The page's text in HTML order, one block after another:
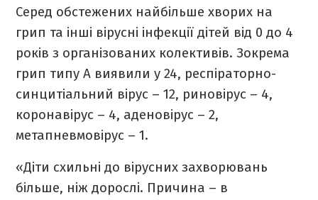
Серед обстежених найбільше хворих на
грип та інші вірусні інфекції дітей від 0 до 4
років з організованих колективів. Зокрема
грип типу А виявили у 24, респіраторно-
синцитіальний вірус – 12, риновірус – 4,
коронавірус – 4, аденовірус – 2,
метапневмовірус – 1.
«Діти схильні до вірусних захворювань
більше, ніж дорослі. Причина – в